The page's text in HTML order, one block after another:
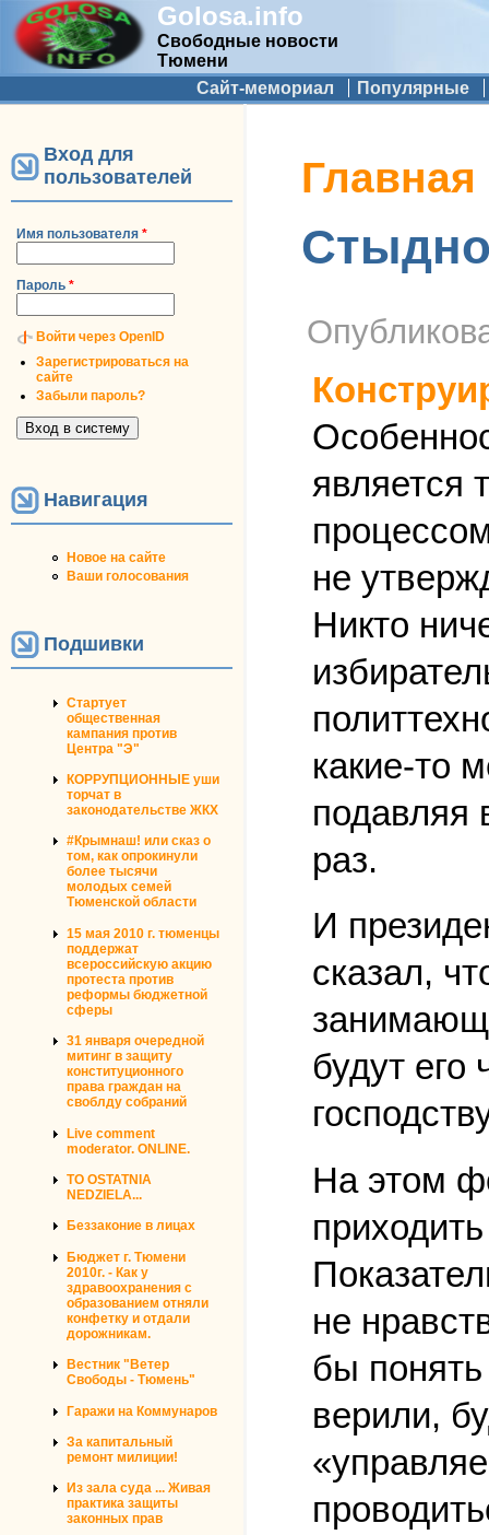
Golosa.info
Свободные новости
Тюмени
Дополнительное меню
Сайт-мемориал Популярные
Вход для
пользователей
Имя пользователя *
Пароль *
Войти через OpenID
Зарегистрироваться на
сайте
Забыли пароль?
Навигация
Новое на сайте
Ваши голосования
Подшивки
Стартует
общественная
кампания против
Центра "Э"
КОРРУПЦИОННЫЕ уши
торчат в
законодательстве ЖКХ
#Крымнаш! или сказ о
том, как опрокинули
более тысячи
молодых семей
Тюменской области
15 мая 2010 г. тюменцы
поддержат
всероссийскую акцию
протеста против
реформы бюджетной
сферы
31 января очередной
митинг в защиту
конституционного
права граждан на
своблду собраний
Live comment
moderator. ONLINE.
TO OSTATNIA
NEDZIELA...
Беззаконие в лицах
Бюджет г. Тюмени
2010г. - Как у
здравоохранения с
образованием отняли
конфетку и отдали
дорожникам.
Вестник "Ветер
Свободы - Тюмень"
Гаражи на Коммунаров
За капитальный
ремонт милиции!
Из зала суда ... Живая
практика защиты
законных прав
Вы здесь
Главная
Стыдно
является
не
Никто
какие-то
подавляя
раз.
И
сказал,
будут его
На этом
не
бы
верили,